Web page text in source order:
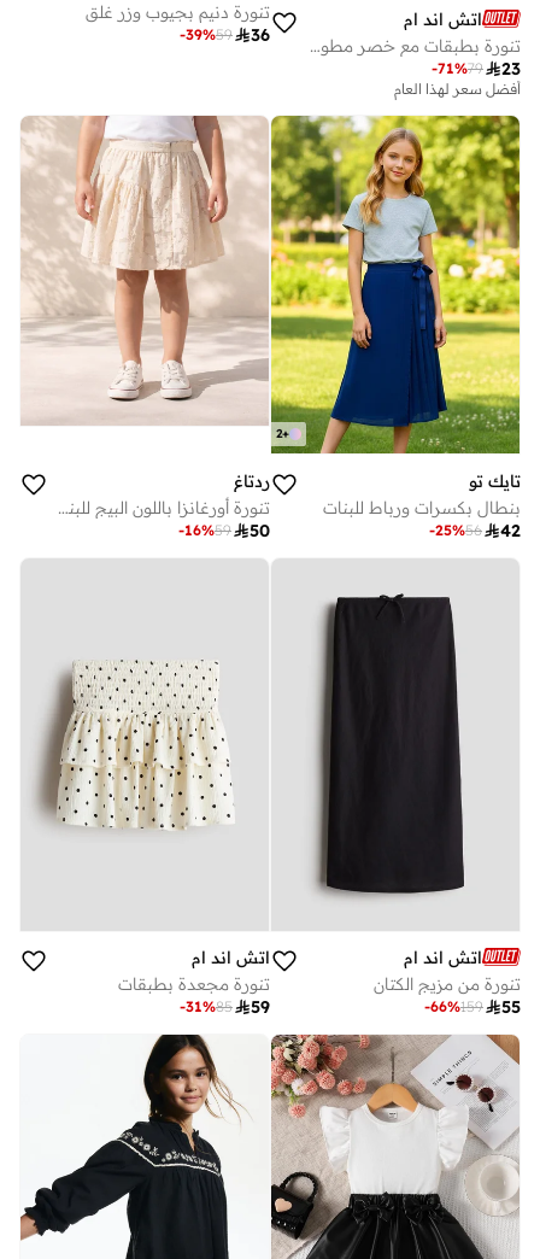
اتش اند ام
تنورة بطبقات مع خصر مطوي
23
79
-71%
أفضل سعر لهذا العام
تنورة دنيم بجيوب وزر غلق
36
59
-39%
+
2
تايك تو
بنطال بكسرات ورباط للبنات
42
56
-25%
ردتاغ
تنورة أورغانزا باللون البيج للبنات الصغار
50
59
-16%
اتش اند ام
تنورة من مزيج الكتان
55
159
-66%
اتش اند ام
تنورة مجعدة بطبقات
59
85
-31%